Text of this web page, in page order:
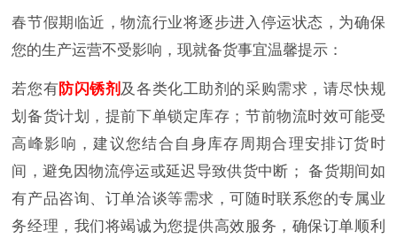
春节假期临近，物流行业将逐步进入停运状态，为确保
您的生产运营不受影响，现就备货事宜温馨提示：
若您有防闪锈剂 及各类化工助剂的采购需求，请尽快规
划备货计划，提前下单锁定库存； 节前物流时效可能受
高峰影响，建议您结合自身库存周期合理安排订货时
间，避免因物流停运或延迟导致供货中断；
备货期间如
有产品咨询、订单洽谈等需求，可随时联系您的专属业
务经理，我们将竭诚为您提供高效服务，确保订单顺利